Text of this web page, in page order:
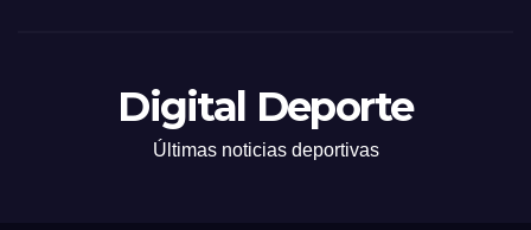
Digital Deporte
Últimas noticias deportivas